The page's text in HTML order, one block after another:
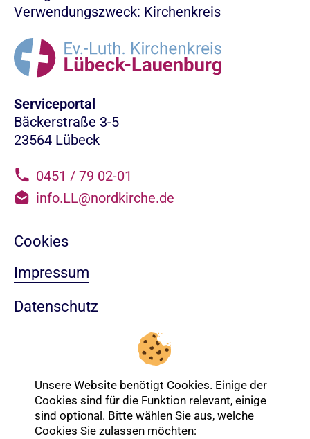
Verwendungszweck: Kirchenkreis
Serviceportal
Bäckerstraße 3-5
23564 Lübeck
0451 / 79 02-01
info.LL@nordkirche.de
Cookies
Impressum
Datenschutz
Nach oben
Login-Bereich
Unsere Website benötigt Cookies. Einige der
Cookies sind für die Funktion relevant, einige
sind optional. Bitte wählen Sie aus, welche
Cookies Sie zulassen möchten: